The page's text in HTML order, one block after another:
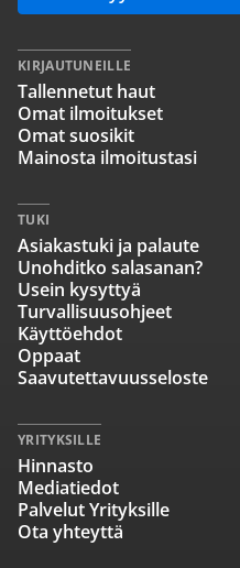
KIRJAUTUNEILLE
Tallennetut haut
Omat ilmoitukset
Omat suosikit
Mainosta ilmoitustasi
TUKI
Asiakastuki ja palaute
Unohditko salasanan?
Usein kysyttyä
Turvallisuusohjeet
Käyttöehdot
Oppaat
Saavutettavuusseloste
YRITYKSILLE
Hinnasto
Mediatiedot
Palvelut Yrityksille
Ota yhteyttä